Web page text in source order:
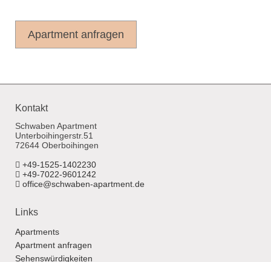
Apartment anfragen
Kontakt
Schwaben Apartment
Unterboihingerstr.51
72644 Oberboihingen
+49-1525-1402230
+49-7022-9601242
office@schwaben-apartment.de
Links
Apartments
Apartment anfragen
Sehenswürdigkeiten